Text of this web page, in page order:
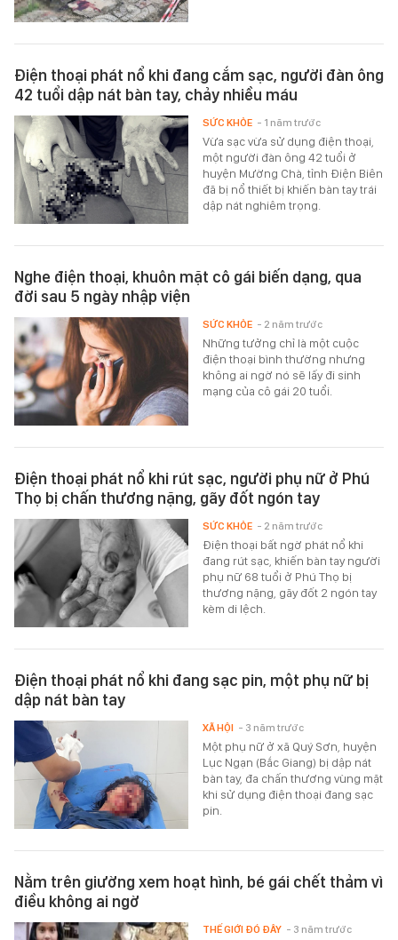
Điện thoại phát nổ khi đang cắm sạc, người đàn ông
42 tuổi dập nát bàn tay, chảy nhiều máu
Vừa sạc vừa sử dụng điện thoại,
một người đàn ông 42 tuổi ở
huyện Mường Chà, tỉnh Điện Biên
đã bị nổ thiết bị khiến bàn tay trái
dập nát nghiêm trọng.
SỨC KHỎE - 1 năm trước
Nghe điện thoại, khuôn mặt cô gái biến dạng, qua
đời sau 5 ngày nhập viện
Những tưởng chỉ là một cuộc
điện thoại bình thường nhưng
không ai ngờ nó sẽ lấy đi sinh
mạng của cô gái 20 tuổi.
SỨC KHỎE - 2 năm trước
Điện thoại phát nổ khi rút sạc, người phụ nữ ở Phú
Thọ bị chấn thương nặng, gãy đốt ngón tay
Điện thoại bất ngờ phát nổ khi
đang rút sạc, khiến bàn tay người
phụ nữ 68 tuổi ở Phú Thọ bị
thương nặng, gãy đốt 2 ngón tay
kèm di lệch.
SỨC KHỎE - 2 năm trước
Điện thoại phát nổ khi đang sạc pin, một phụ nữ bị
dập nát bàn tay
Một phụ nữ ở xã Quý Sơn, huyện
Lục Ngạn (Bắc Giang) bị dập nát
bàn tay, đa chấn thương vùng mặt
khi sử dụng điện thoại đang sạc
pin.
XÃ HỘI - 3 năm trước
Nằm trên giường xem hoạt hình, bé gái chết thảm vì
điều không ai ngờ
THẾ GIỚI ĐÓ ĐÂY - 3 năm trước